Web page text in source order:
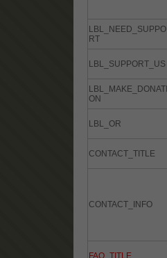
LBL_NEED_SUPPO
RT
LBL_SUPPORT_US
LBL_MAKE_DONATI
ON
LBL_OR
CONTACT_TITLE
CONTACT_INFO
FAQ_TITLE